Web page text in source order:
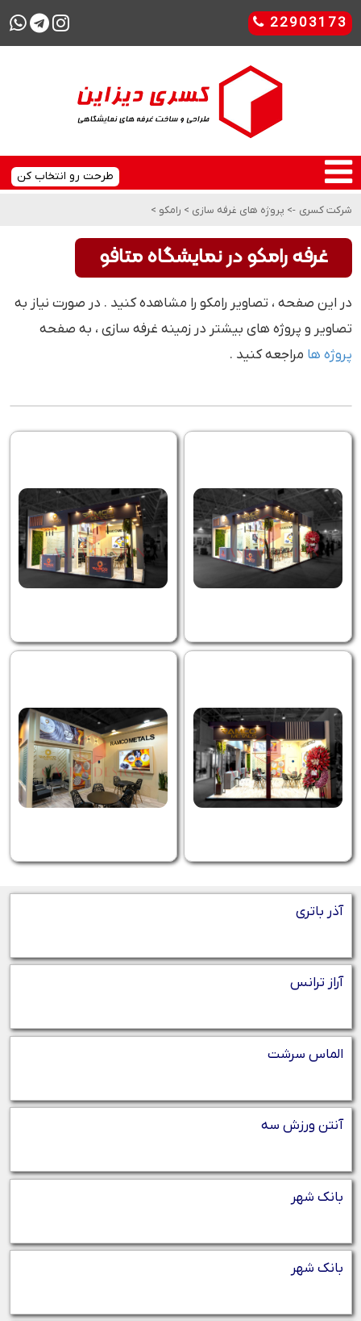
22903173
طرحت رو انتخاب کن
شرکت کسری -> پروژه های غرفه سازی > رامکو >
غرفه رامکو در نمایشگاه متافو
در این صفحه ، تصاویر رامکو را مشاهده کنید . در صورت نیاز به
تصاویر و پروژه های بیشتر در زمینه غرفه سازی ، به صفحه
پروژه ها مراجعه کنید .
آذر باتری
آراز ترانس
الماس سرشت
آنتن ورزش سه
بانک شهر
بانک شهر